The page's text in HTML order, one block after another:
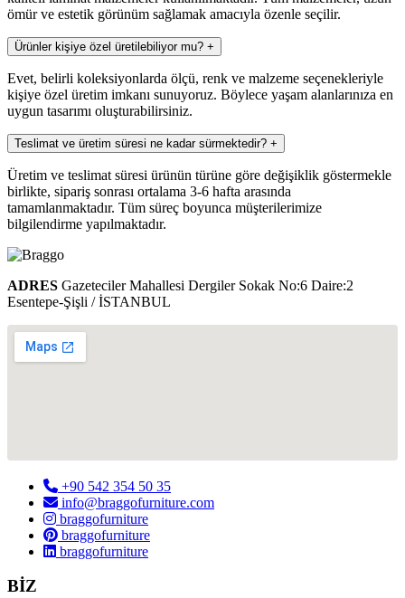
ömür ve estetik görünüm sağlamak amacıyla özenle seçilir.
Ürünler kişiye özel üretilebiliyor mu? +
Evet, belirli koleksiyonlarda ölçü, renk ve malzeme seçenekleriyle
kişiye özel üretim imkanı sunuyoruz. Böylece yaşam alanlarınıza en
uygun tasarımı oluşturabilirsiniz.
Teslimat ve üretim süresi ne kadar sürmektedir? +
Üretim ve teslimat süresi ürünün türüne göre değişiklik göstermekle
birlikte, sipariş sonrası ortalama 3-6 hafta arasında
tamamlanmaktadır. Tüm süreç boyunca müşterilerimize
bilgilendirme yapılmaktadır.
ADRES Gazeteciler Mahallesi Dergiler Sokak No:6 Daire:2
Esentepe-Şişli / İSTANBUL
+90 542 354 50 35
info@braggofurniture.com
braggofurniture
braggofurniture
braggofurniture
BİZ